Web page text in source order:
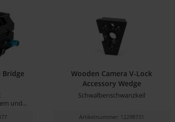
Bridge
und...
Wooden Camera V-Lock
Accessory Wedge
Schwalbenschwanzkeil
Artikelnummer: 12298731